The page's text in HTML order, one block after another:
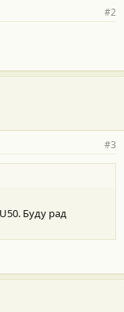
#2
#3
Буду рад